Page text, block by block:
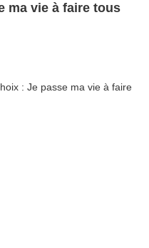
ma vie à faire tous